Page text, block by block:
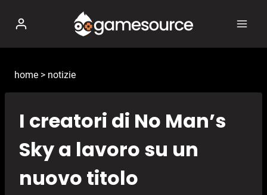
contenuto
home > notizie
I creatori di No Man’s
Sky a lavoro su un
nuovo titolo